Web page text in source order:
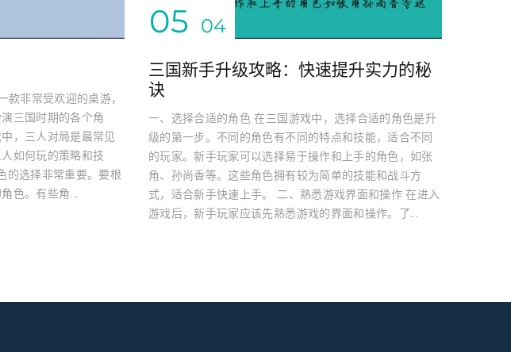
非常受欢迎的桌游，
三国时期的各个角
，三人对局是最常见
如何玩的策略和技
的选择非常重要。要根
色。有些角...
05 04
三国新手升级攻略：快速提升实力的秘
诀
一、选择合适的角色 在三国游戏中，选择合适的角色是升
级的第一步。不同的角色有不同的特点和技能，适合不同
的玩家。新手玩家可以选择易于操作和上手的角色，如张
角、孙尚香等。这些角色拥有较为简单的技能和战斗方
式，适合新手快速上手。 二、熟悉游戏界面和操作 在进入
游戏后，新手玩家应该先熟悉游戏的界面和操作。了...